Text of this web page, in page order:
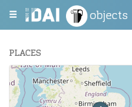
objects
PLACES
+
−